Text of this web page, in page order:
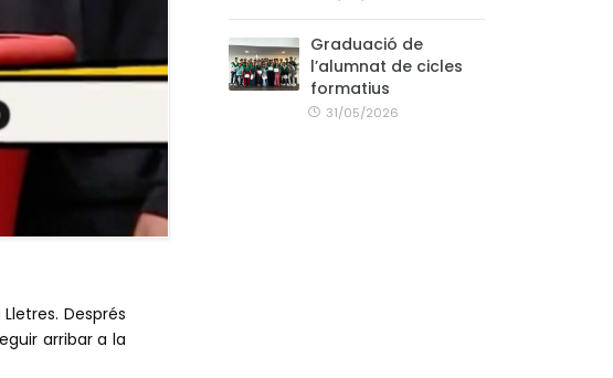
Graduació de
l’alumnat de cicles
formatius
31/05/2026
Després
arribar a la